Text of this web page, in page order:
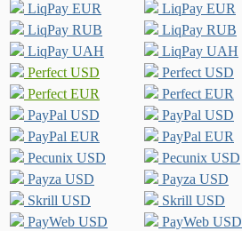
LiqPay EUR
LiqPay EUR
LiqPay RUB
LiqPay RUB
LiqPay UAH
LiqPay UAH
Perfect USD
Perfect USD
Perfect EUR
Perfect EUR
PayPal USD
PayPal USD
PayPal EUR
PayPal EUR
Pecunix USD
Pecunix USD
Payza USD
Payza USD
Skrill USD
Skrill USD
PayWeb USD
PayWeb USD